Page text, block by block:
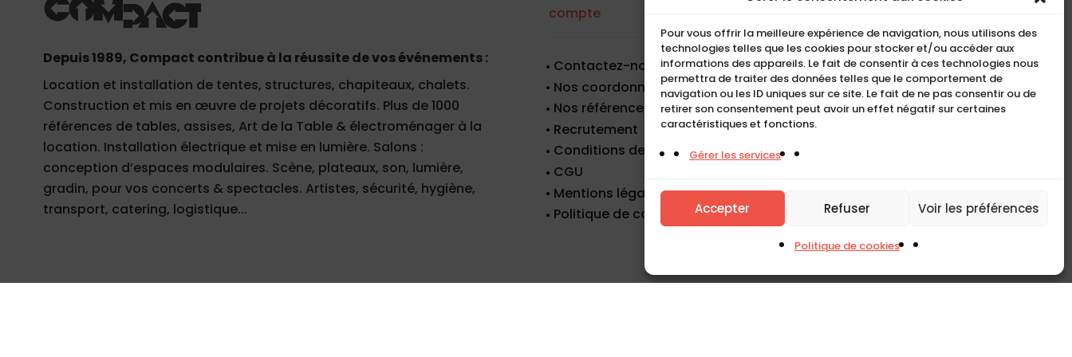
Pour vous offrir la meilleure expérience de navigation, nous utilisons des
technologies telles que les cookies pour stocker et/ou accéder aux
informations des appareils. Le fait de consentir à ces technologies nous
permettra de traiter des données telles que le comportement de
navigation ou les ID uniques sur ce site. Le fait de ne pas consentir ou de
retirer son consentement peut avoir un effet négatif sur certaines
caractéristiques et fonctions.
Gérer les services
Accepter Refuser Voir les préférences
Politique de cookies
Depuis 1989, Compact contribue à la réussite de vos événements :
Location et installation de tentes, structures, chapiteaux, chalets.
Construction et mis en œuvre de projets décoratifs. Plus de 1000
références de tables, assises, Art de la Table & électroménager à la
location. Installation électrique et mise en lumière. Salons :
conception d’espaces modulaires. Scène, plateaux, son, lumière,
gradin, pour vos concerts & spectacles. Artistes, sécurité, hygiène,
transport, catering, logistique...
compte
Contactez-nous
Nos coordonnées
Nos références
Recrutement
Conditions de location
CGU
Mentions légales
Politique de cookies (UE)
5, Rue Ambroise Croizat
95195 BP30523
Goussainville Cedex Val
d’Oise France.
01 34 04 76 50